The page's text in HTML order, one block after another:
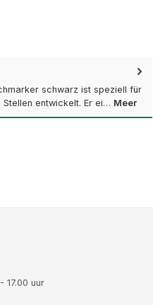
schwarz ist speziell für
Stellen entwickelt. Er ei… Meer
17.00 uur